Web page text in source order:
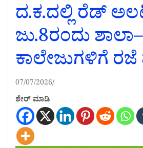
ದ.ಕ.ದಲ್ಲಿ ರೆಡ್
ಜು.8ರಂದು ಶಾಲಾ–
ಕಾಲೇಜುಗಳಿಗೆ
07/07/2026
ಶೇರ್ ಮಾಡಿ